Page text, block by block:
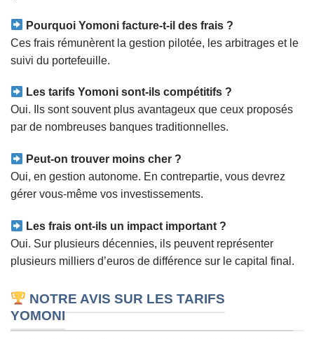
Pourquoi Yomoni facture-t-il des frais ?
Ces frais rémunèrent la gestion pilotée, les arbitrages et le
suivi du portefeuille.
Les tarifs Yomoni sont-ils compétitifs ?
Oui. Ils sont souvent plus avantageux que ceux proposés
par de nombreuses banques traditionnelles.
Peut-on trouver moins cher ?
Oui, en gestion autonome. En contrepartie, vous devrez
gérer vous-même vos investissements.
Les frais ont-ils un impact important ?
Oui. Sur plusieurs décennies, ils peuvent représenter
plusieurs milliers d’euros de différence sur le capital final.
NOTRE AVIS SUR LES TARIFS
YOMONI